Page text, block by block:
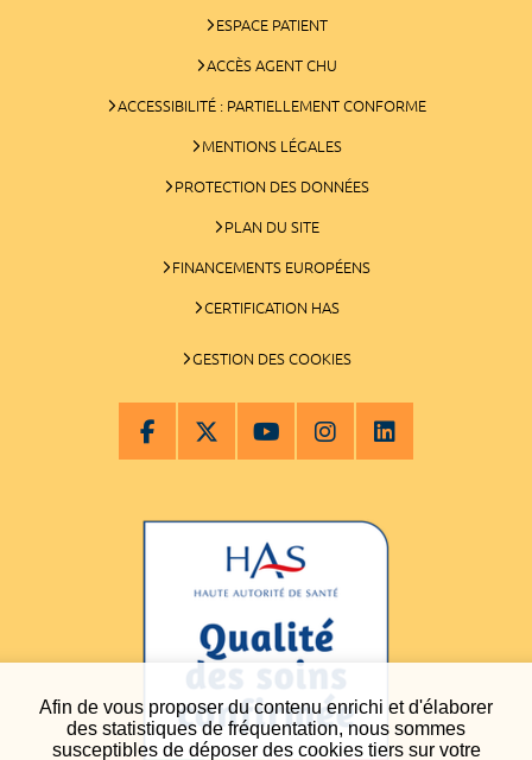
Afin de vous proposer du contenu enrichi et d'élaborer
des statistiques de fréquentation, nous sommes
susceptibles de déposer des cookies tiers sur votre
ESPACE PATIENT
ACCÈS AGENT CHU
ACCESSIBILITÉ : PARTIELLEMENT CONFORME
MENTIONS LÉGALES
PROTECTION DES DONNÉES
PLAN DU SITE
FINANCEMENTS EUROPÉENS
CERTIFICATION HAS
GESTION DES COOKIES